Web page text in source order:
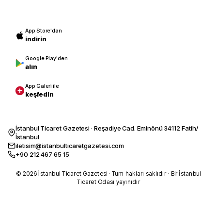
App Store'dan
indirin
Google Play'den
alın
App Galeri ile
keşfedin
İstanbul Ticaret Gazetesi · Reşadiye Cad. Eminönü 34112 Fatih/
İstanbul
iletisim@istanbulticaretgazetesi.com
+90 212 467 65 15
© 2026 İstanbul Ticaret Gazetesi · Tüm hakları saklıdır · Bir İstanbul
Ticaret Odası yayınıdır